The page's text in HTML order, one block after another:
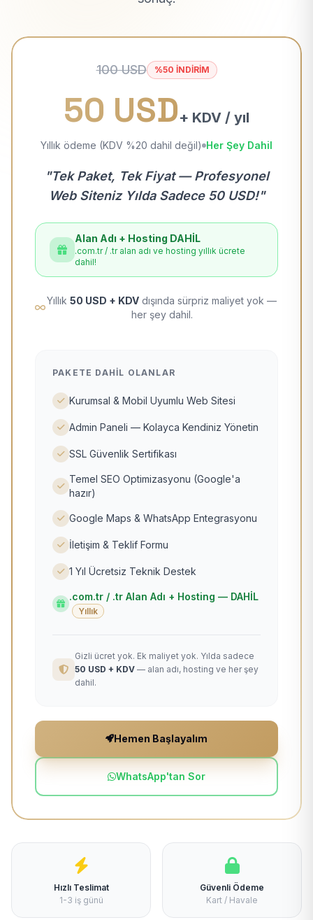
100 USD %50 İNDİRİM
50 USD+ KDV / yıl
Yıllık ödeme (KDV %20 dahil değil) Her Şey Dahil
"Tek Paket, Tek Fiyat — Profesyonel
Web Siteniz Yılda Sadece 50 USD!"
Alan Adı + Hosting DAHİL
.com.tr / .tr alan adı ve hosting yıllık ücrete
dahil!
Yıllık 50 USD + KDV dışında sürpriz maliyet yok —
her şey dahil.
PAKETE DAHIL OLANLAR
Kurumsal & Mobil Uyumlu Web Sitesi
Admin Paneli — Kolayca Kendiniz Yönetin
SSL Güvenlik Sertifikası
Temel SEO Optimizasyonu (Google'a
hazır)
Google Maps & WhatsApp Entegrasyonu
İletişim & Teklif Formu
1 Yıl Ücretsiz Teknik Destek
.com.tr / .tr Alan Adı + Hosting — DAHİL
Yıllık
Gizli ücret yok. Ek maliyet yok. Yılda sadece
50 USD + KDV — alan adı, hosting ve her şey
dahil.
Hemen Başlayalım
WhatsApp'tan Sor
Hızlı Teslimat
1-3 iş günü
Güvenli Ödeme
Kart / Havale